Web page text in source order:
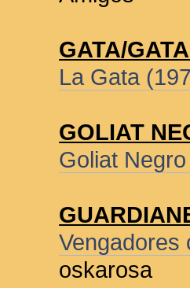
GATA/
La Gata
GOLIAT
Goliat
Vengadores
oskarosa